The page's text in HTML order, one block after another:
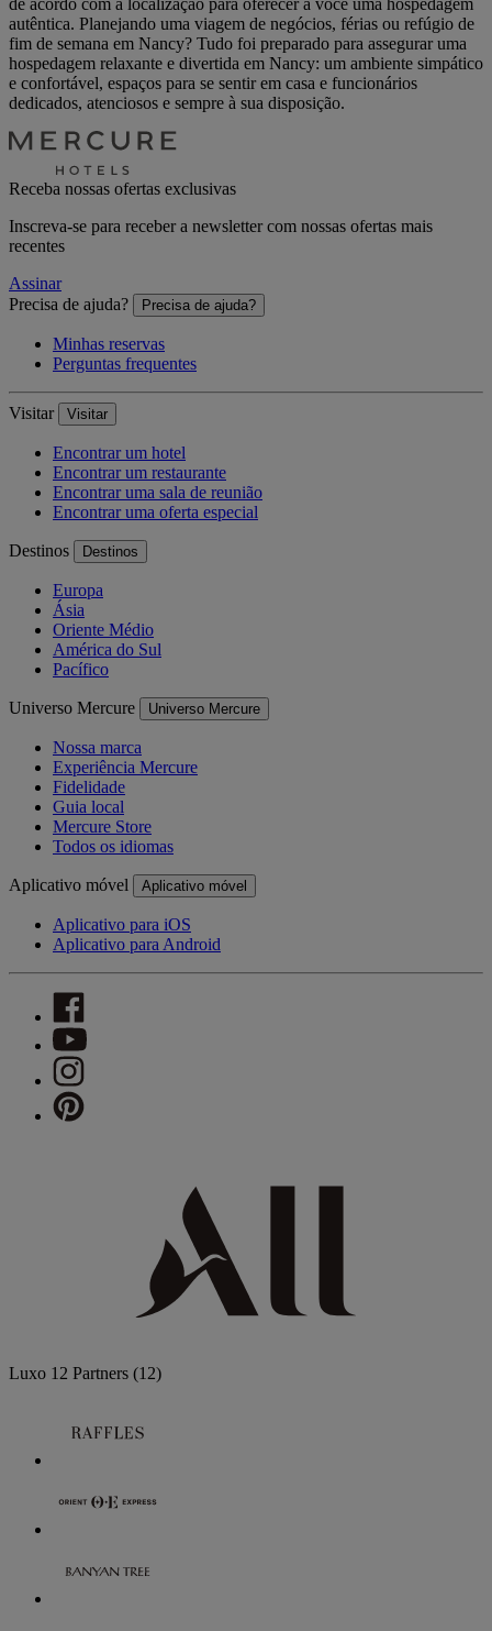
autêntica. Planejando uma viagem de negócios, férias ou refúgio de
fim de semana em Nancy? Tudo foi preparado para assegurar uma
hospedagem relaxante e divertida em Nancy: um ambiente simpático
e confortável, espaços para se sentir em casa e funcionários
dedicados, atenciosos e sempre à sua disposição.
Receba nossas ofertas exclusivas
Inscreva-se para receber a newsletter com nossas ofertas mais
recentes
Assinar
Precisa de ajuda?
Precisa de ajuda?
Minhas reservas
Perguntas frequentes
Visitar Visitar
Encontrar um hotel
Encontrar um restaurante
Encontrar uma sala de reunião
Encontrar uma oferta especial
Destinos Destinos
Europa
Ásia
Oriente Médio
América do Sul
Pacífico
Universo Mercure Universo Mercure
Nossa marca
Experiência Mercure
Fidelidade
Guia local
Mercure Store
Todos os idiomas
Aplicativo móvel Aplicativo móvel
Aplicativo para iOS
Aplicativo para Android
Luxo 12 Partners (12)